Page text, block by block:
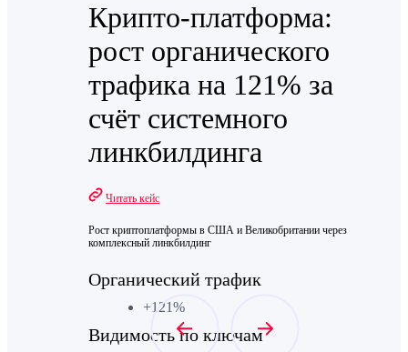
Крипто-платформа:
рост органического
трафика на 121% за
счёт системного
линкбилдинга
Читать кейс
Рост криптоплатформы в США иВеликобритании через
комплексный линкбилдинг
Органический трафик
+121%
Видимость по ключам